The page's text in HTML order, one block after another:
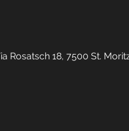
Rosatsch 18, 7500 St.